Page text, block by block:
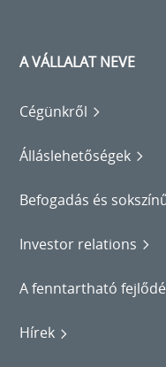
A VÁLLALAT NEVE
Cégünkről
Álláslehetőségek
Befogadás és
Investor relations
A fenntartható
Hírek